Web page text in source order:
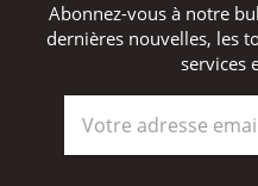
Abonnez-vous à notre
dernières nouvelles, les
services